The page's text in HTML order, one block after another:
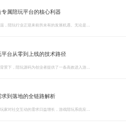
属陪玩平台的核心利器
台从零到上线的技术路径
到落地的全链路解析